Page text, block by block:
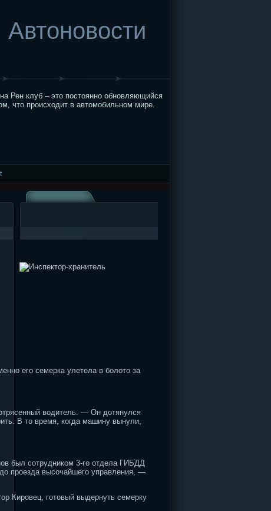
Автоновости
Рен клуб – это постоянно обновляющийся
что происходит в автомобильном мире.
его семерка улетела в болото за
водитель. — Он дотянулся
В то время, когда машину вынули,
был сотрудником 3-го отдела ГИБДД
проезда высочайшего управления, —
Кировец, готовый выдернуть семерку